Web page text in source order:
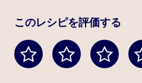
このレシピを評価する